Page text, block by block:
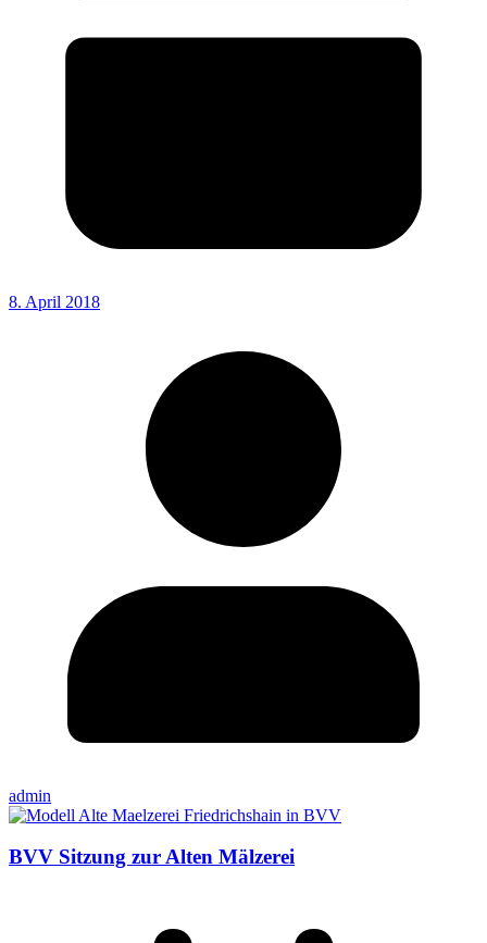
8. April 2018
admin
BVV Sitzung zur Alten Mälzerei